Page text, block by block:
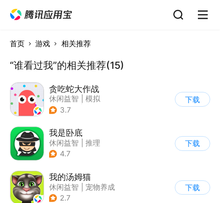
首页 游戏 相关推荐
“谁看过我”的相关推荐(15)
贪吃蛇大作战
休闲益智
模拟
| 贪吃蛇
3.7
下载
我是卧底
休闲益智
推理
| 派对游戏
4.7
下载
我的汤姆猫
休闲益智
宠物养成
| 汤姆猫
2.7
下载